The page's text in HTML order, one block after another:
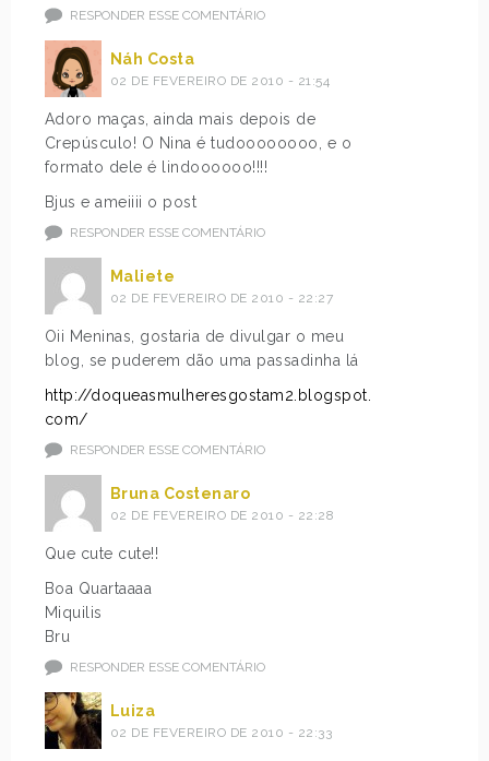
RESPONDER ESSE COMENTÁRIO
Náh Costa
02 DE FEVEREIRO DE 2010 - 21:54
Adoro maças, ainda mais depois de
Crepúsculo! O Nina é tudoooooooo, e o
formato dele é lindoooooo!!!!
Bjus e ameiiii o post
RESPONDER ESSE COMENTÁRIO
Maliete
02 DE FEVEREIRO DE 2010 - 22:27
Oii Meninas, gostaria de divulgar o meu
blog, se puderem dão uma passadinha lá
http://doqueasmulheresgostam2.blogspot.
com/
RESPONDER ESSE COMENTÁRIO
Bruna Costenaro
02 DE FEVEREIRO DE 2010 - 22:28
Que cute cute!!
Boa Quartaaaa
Miquilis
Bru
RESPONDER ESSE COMENTÁRIO
Luiza
02 DE FEVEREIRO DE 2010 - 22:33